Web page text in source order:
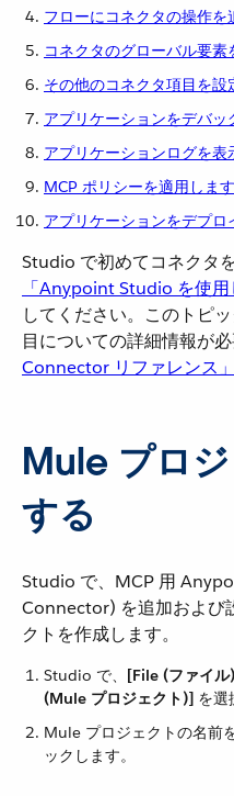
フローにコネクタの操作を
コネクタのグローバル要素
その他のコネクタ項目を設
アプリケーションをデバッ
アプリケーションログを表
MCP ポリシーを適用します
アプリケーションをデプロ
Studio で初めてコネクタ
「Anypoint Studio を使用
してください。このトピ
目についての詳細情報が必
Connector リファレンス」
Mule プロ
する
Studio で、MCP 用
Connector) を追加および
クトを作成します。
Studio で、​ [File (ファイ
(Mule プロジェクト)] を選
Mule プロジェクトの名前
ックします。